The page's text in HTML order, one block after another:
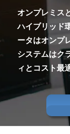
目したの
スのファ
は複雑な
であれば
しでも構築
ータ容量の
ートワーク
的に改善
引用 https://
課題
貸付承認書
格なコンプ
利用企
AIを活用
オンプレミス
ハイブリッド
ータはオンプ
システムはク
ィとコスト最
利用ケ
築